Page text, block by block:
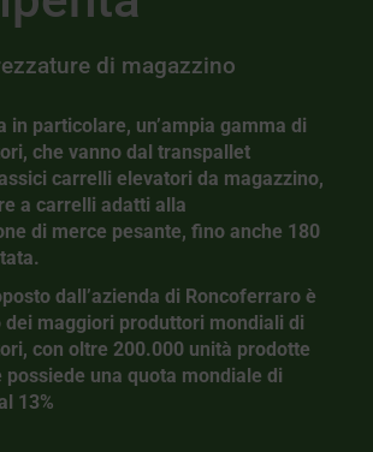
di magazzino
in particolare, un’ampia gamma di
che vanno dal transpallet
carrelli elevatori da magazzino,
a carrelli adatti alla
di merce pesante, fino anche 180
dall’azienda di Roncoferraro è
dei maggiori produttori mondiali di
con oltre 200.000 unità prodotte
possiede una quota mondiale di
13%